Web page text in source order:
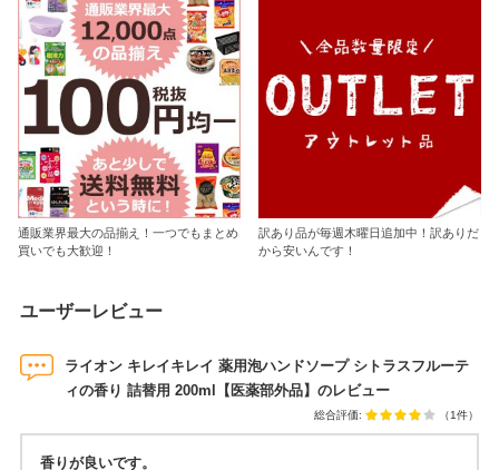
通販業界最大の品揃え！一つでもまとめ
買いでも大歓迎！
訳あり品が毎週木曜日追加中！訳ありだ
から安いんです！
ユーザーレビュー
ライオン キレイキレイ 薬用泡ハンドソープ シトラスフルーテ
ィの香り 詰替用 200ml【医薬部外品】のレビュー
総合評価: （1件）
香りが良いです。